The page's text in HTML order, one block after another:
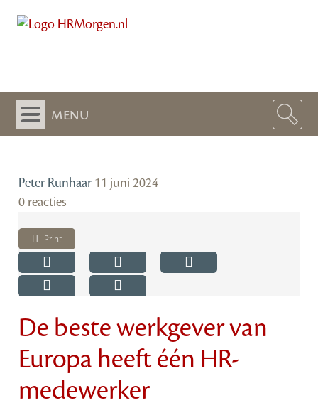
menu
Peter Runhaar 11 juni 2024
0 reacties
Print
De beste werkgever van
Europa heeft één HR-
medewerker